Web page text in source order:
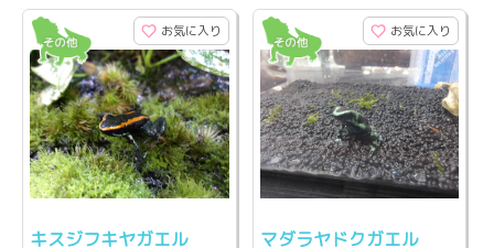
お気に入り
キスジフキヤガエル
お気に入り
マダラヤドクガエル